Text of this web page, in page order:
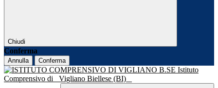
Chiudi
Conferma
Annulla Conferma
Istituto
Comprensivo di
Vigliano Biellese (BI)